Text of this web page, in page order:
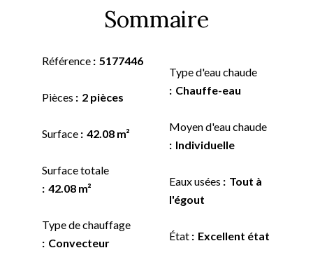
Sommaire
Référence 5177446
Pièces 2 pièces
Surface 42.08 m²
Surface totale
42.08 m²
Type de chauffage
Convecteur
Type d'eau chaude
Chauffe-eau
Moyen d'eau chaude
Individuelle
Eaux usées
Tout à
l'égout
État Excellent état